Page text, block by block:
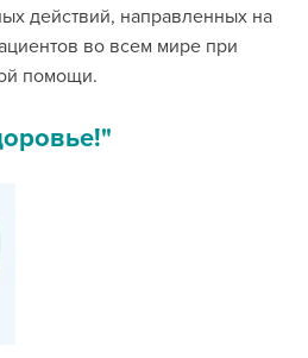
действий, направленных на
во всем мире при
помощи.